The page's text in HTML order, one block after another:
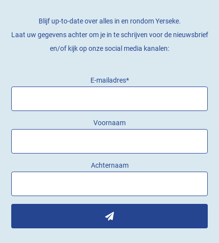
Blijf up-to-date over alles in en rondom Yerseke.
Laat uw gegevens achter om je in te schrijven voor de nieuwsbrief
en/of kijk op onze social media kanalen:
E-mailadres*
Voornaam
Achternaam